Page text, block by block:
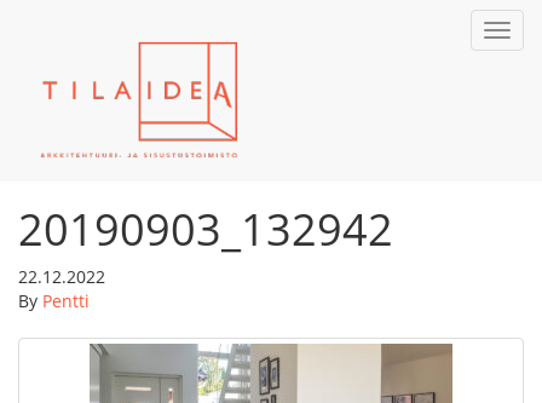
20190903_132942
22.12.2022
By Pentti